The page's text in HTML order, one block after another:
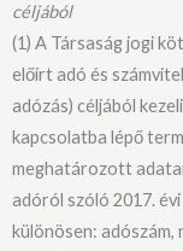
céljából
(1) A Társaság jogi
előírt adó és
adózás) céljából
kapcsolatba lépő
meghatározott
adóról szóló 2017.
különösen: adószám,